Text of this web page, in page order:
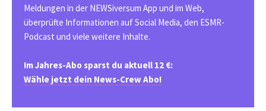
Meldungen in der NEWSiversum App und im Web,
überprüfte Informationen auf Social Media, den ESMR-
Podcast und viele weitere Inhalte.
Im Jahres-Abo sparst du aktuell 12 €:
Wähle jetzt dein News-Crew Abo!